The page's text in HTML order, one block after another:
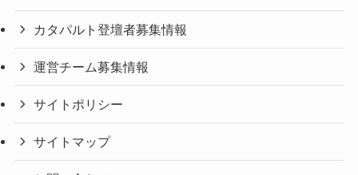
カタパルト登壇者募集情報
運営チーム募集情報
サイトポリシー
サイトマップ